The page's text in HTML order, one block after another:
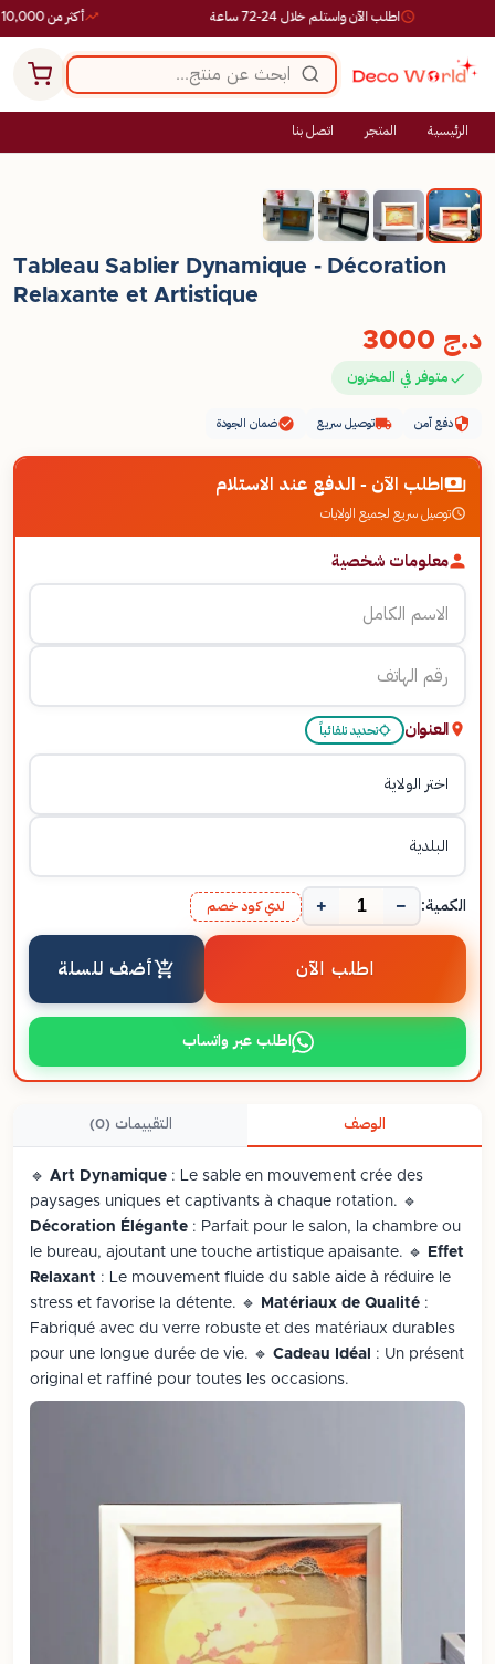
أكثر من 10,000 طلب ناجح اطلب الآن واستلم خلال 24-72 ساعة
الرئيسية المتجر اتصل بنا
Tableau Sablier Dynamique - Décoration
Relaxante et Artistique
د.ج
متوفر في المخزون
دفع آمن توصيل سريع ضمان الجودة
اطلب الآن - الدفع عند الاستلام
توصيل سريع لجميع الولايات
معلومات شخصية
العنوان تحديد تلقائياً
الكمية: −
+ لدي كود خصم
اطلب الآن أضف للسلة
اطلب عبر واتساب
الوصف التقييمات (0)
🔹 Art Dynamique : Le sable en mouvement crée des
paysages uniques et captivants à chaque rotation. 🔹
Décoration Élégante : Parfait pour le salon, la chambre ou
le bureau, ajoutant une touche artistique apaisante. 🔹
Effet
Relaxant : Le mouvement fluide du sable aide à réduire le
stress et favorise la détente. 🔹
Matériaux de Qualité :
Fabriqué avec du verre robuste et des matériaux durables
pour une longue durée de vie. 🔹 Cadeau Idéal
: Un présent
original et raffiné pour toutes les occasions.